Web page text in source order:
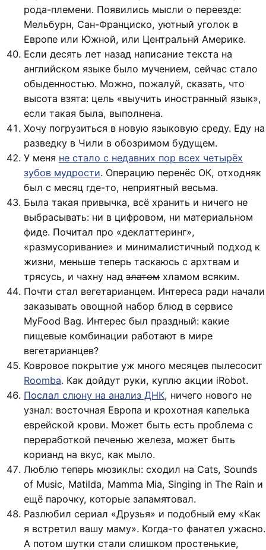
рода-племени. Появились мысли о переезде:
Мельбурн, Сан-Франциско, уютный уголок в
Европе или Южной, или Центральнй Америке.
Если десять лет назад написание текста на
английском языке было мучением, сейчас стало
обыденностью. Можно, пожалуй, сказать, что
высота взята: цель «выучить иностранный язык»,
если такая была, выполнена.
Хочу погрузиться в новую языковую среду. Еду на
разведку в Чили в обозримом будущем.
У меня не стало с недавних пор всех четырёх
зубов мудрости. Операцию перенёс ОК, отходняк
был с месяц где-то, неприятный весьма.
Была такая привычка, всё хранить и ничего не
выбрасывать: ни в цифровом, ни материальном
фиде. Почитал про «деклаттеринг»,
«размусоривание» и минималистичный подход к
жизни, меньше теперь таскаюсь с архтвам и
трясусь, и чахну над златом хламом всяким.
Почти стал вегетарианцем. Интереса ради начали
заказывать овощной набор блюд в сервисе
MyFood Bag. Интерес был праздный: какие
пищевые комбинации работают в мире
вегетарианцев?
Ковровое покрытие уж много месяцев пылесосит
Roomba. Как дойдут руки, куплю акции iRobot.
Послал слюну на анализ ДНК, ничего нового не
узнал: восточная Европа и крохотная капелька
еврейской крови. Может быть есть проблема с
переработкой печенью железа, может быть
корианд на вкус, как мыло.
Люблю теперь мюзиклы: сходил на Cats, Sounds
of Music, Matilda, Mamma Mia, Singing in The Rain и
ещё парочку, которые запамятовал.
Разлюбил сериал «Друзья» и подобный ему «Как
я встретил вашу маму». Когда-то фанател ужасно.
А потом шутки стали слишком простенькие,